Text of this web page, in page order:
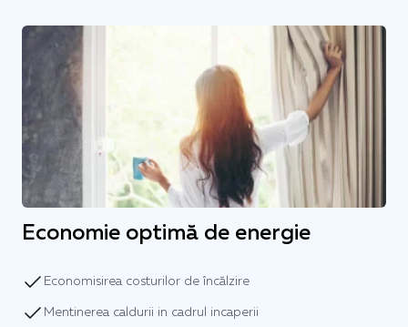
Economie optimă de energie
Economisirea costurilor de încălzire
Mentinerea caldurii in cadrul incaperii